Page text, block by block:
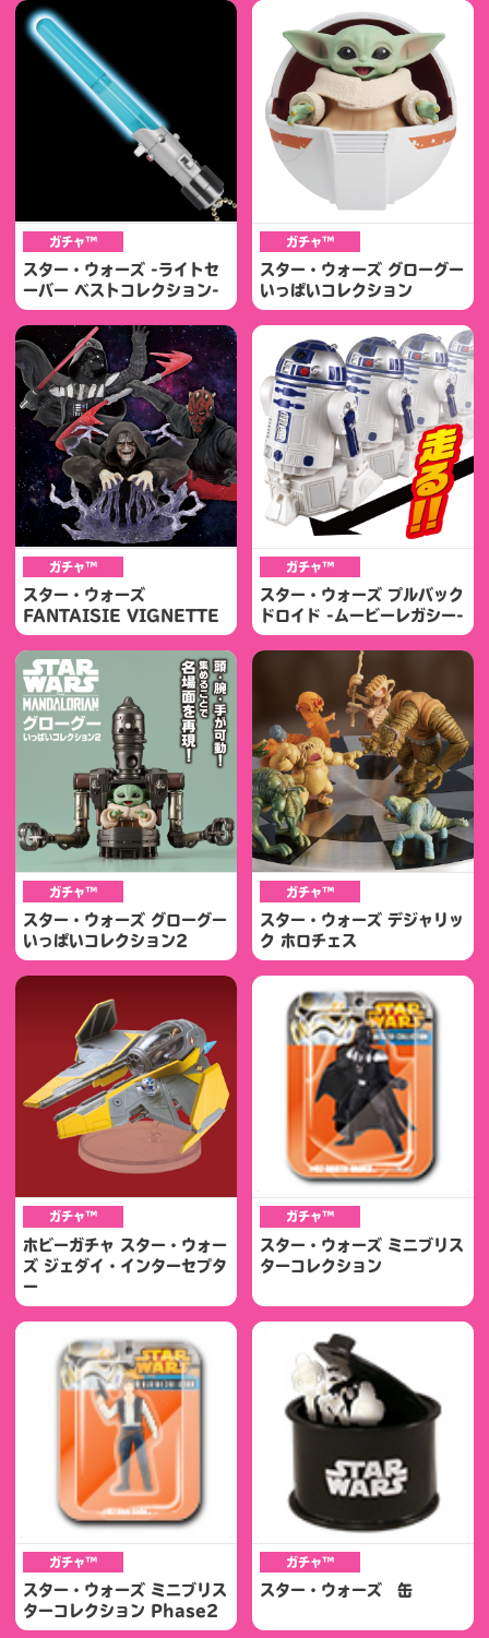
ガチャ™
スター・ウォーズ -ライトセ
ーバー ベストコレクション-
ガチャ™
スター・ウォーズ グローグー
いっぱいコレクション
ガチャ™
スター・ウォーズ
FANTAISIE VIGNETTE
ガチャ™
スター・ウォーズ プルバック
ドロイド -ムービーレガシー-
ガチャ™
スター・ウォーズ グローグー
いっぱいコレクション2
ガチャ™
スター・ウォーズ デジャリッ
ク ホロチェス
ガチャ™
ホビーガチャ スター・ウォー
ズ ジェダイ・インターセプタ
ー
ガチャ™
スター・ウォーズ ミニブリス
ターコレクション
ガチャ™
スター・ウォーズ ミニブリス
ターコレクション Phase2
ガチャ™
スター・ウォーズ 缶